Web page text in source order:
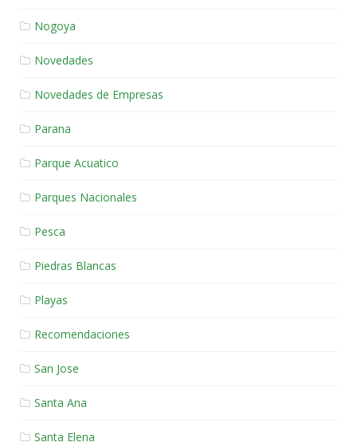
Nogoya
Novedades
Novedades de Empresas
Parana
Parque Acuatico
Parques Nacionales
Pesca
Piedras Blancas
Playas
Recomendaciones
San Jose
Santa Ana
Santa Elena